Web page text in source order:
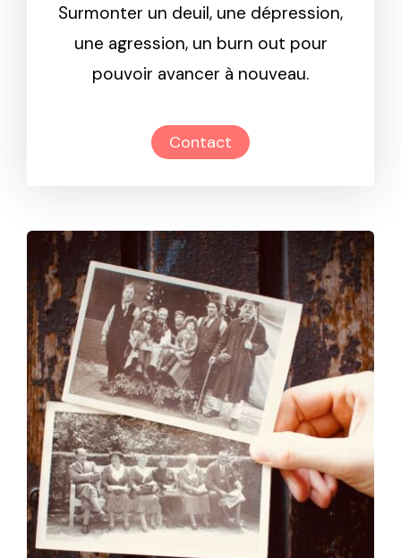
Surmonter un deuil, une dépression,
une agression, un burn out pour
pouvoir avancer à nouveau.
Contact